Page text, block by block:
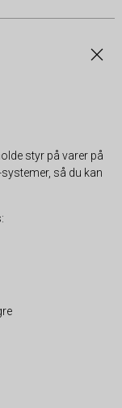
styr på varer på
så du kan